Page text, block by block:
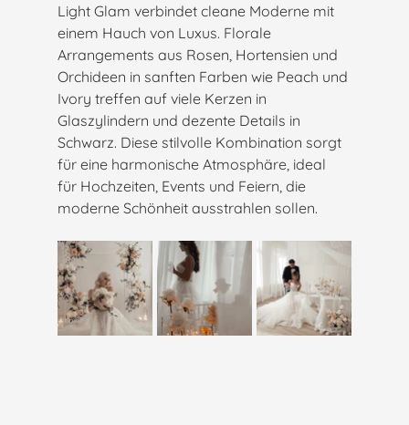
Light Glam verbindet cleane Moderne mit
einem Hauch von Luxus. Florale
Arrangements aus Rosen, Hortensien und
Orchideen in sanften Farben wie Peach und
Ivory treffen auf viele Kerzen in
Glaszylindern und dezente Details in
Schwarz. Diese stilvolle Kombination sorgt
für eine harmonische Atmosphäre, ideal
für Hochzeiten, Events und Feiern, die
moderne Schönheit ausstrahlen sollen.